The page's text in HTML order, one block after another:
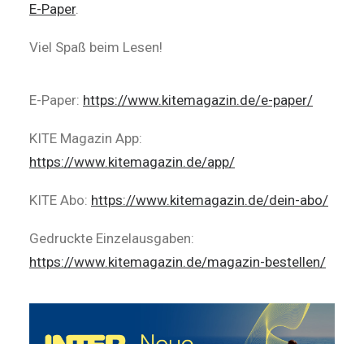
E-Paper.
Viel Spaß beim Lesen!
E-Paper: https://www.kitemagazin.de/e-paper/
KITE Magazin App:
https://www.kitemagazin.de/app/
KITE Abo: https://www.kitemagazin.de/dein-abo/
Gedruckte Einzelausgaben:
https://www.kitemagazin.de/magazin-bestellen/